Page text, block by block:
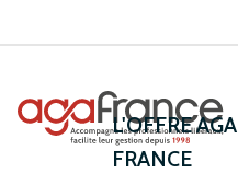
L'OFFRE AGA
FRANCE